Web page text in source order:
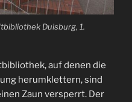
Duisburg, 1.
auf denen die
herumklettern, sind
Zaun versperrt. Der